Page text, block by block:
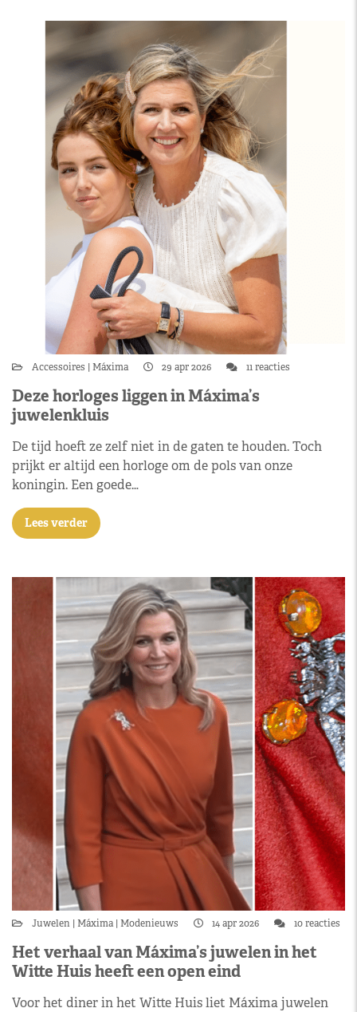
Accessoires Máxima 29 apr 2026 11 reacties
Deze horloges liggen in Máxima’s
juwelenkluis
De tijd hoeft ze zelf niet in de gaten te houden. Toch
prijkt er altijd een horloge om de pols van onze
koningin. Een goede…
Lees verder
Juwelen Máxima Modenieuws 14 apr 2026 10 reacties
Het verhaal van Máxima’s juwelen in het
Witte Huis heeft een open eind
Voor het diner in het Witte Huis liet Máxima juwelen